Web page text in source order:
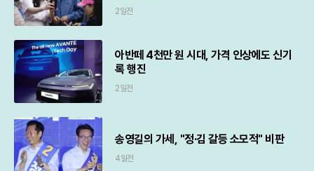
2일전
아반떼 4천만 원 시대, 가격 인상에도 신기
록 행진
2일전
송영길의 가세, "정·김 갈등 소모적" 비판
4일전